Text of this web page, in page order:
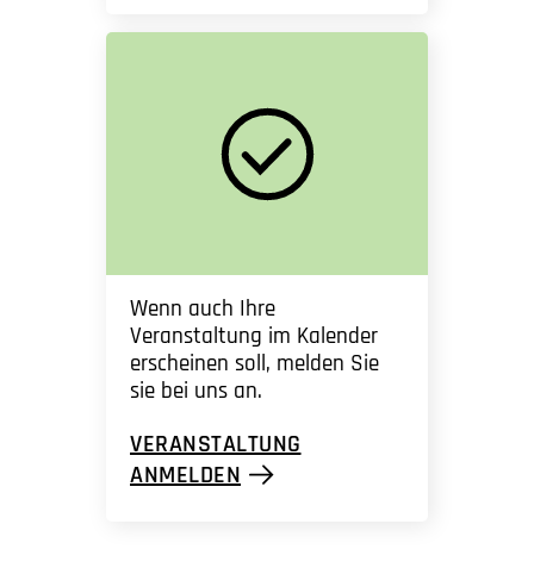
Wenn auch Ihre
Veranstaltung im Kalender
erscheinen soll, melden Sie
sie bei uns an.
VERANSTALTUNG
ANMELDEN